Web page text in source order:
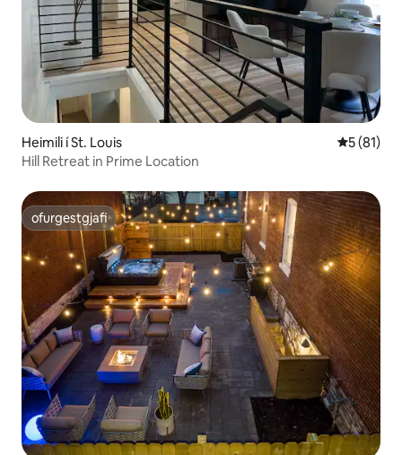
Heimili í St. Louis 5 af 5 í
5 (81)
Hill Retreat in Prime Location
ofurgestgjafi
ofurgestgjafi